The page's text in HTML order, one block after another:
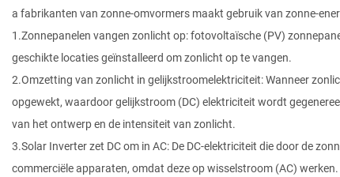
a fabrikanten van zonne-omvormers maakt gebruik van zonne-
1.Zonnepanelen vangen zonlicht op: fotovoltaïsche (PV)
geschikte locaties geïnstalleerd om zonlicht op te vangen.
2.Omzetting van zonlicht in gelijkstroomelektriciteit: Wanneer
opgewekt, waardoor gelijkstroom (DC) elektriciteit wordt
van het ontwerp en de intensiteit van zonlicht.
3.Solar Inverter zet DC om in AC: De DC-elektriciteit die door de
commerciële apparaten, omdat deze op wisselstroom (AC)